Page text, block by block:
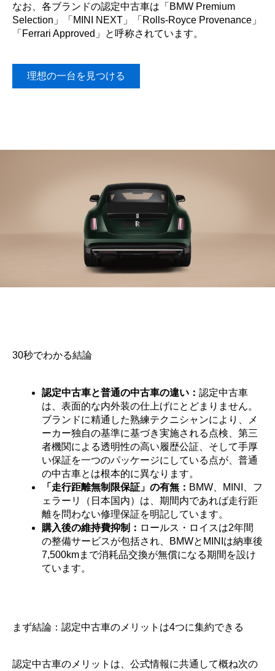
なお、各ブランドの認定中古車は「BMW Premium
Selection」「MINI NEXT」「Rolls-Royce Provenance」
「Ferrari Approved」と呼称されています。
理想の一台を見つける
30秒でわかる結論
認定中古車と普通の中古車の違い： 認定中古車
は、表面的な内外装の仕上げにとどまりません。
ブランドに精通した熟練テクニシャンにより、メ
ーカー独自の基準に基づき実施される点検、第三
者機関による透明性の高い履歴公証、そして手厚
い保証を一つのパッケージにしている点が、普通
の中古車とは根本的に異なります。
「走行距離無制限保証」の有無： BMW、MINI、フ
ェラーリ（日本国内）は、期間内であれば走行距
離を問わない修理保証を明記しています。
購入後の維持費抑制： ロールス・ロイスは2年間
の整備サービスが包括され、BMWとMINIは納車後
7,500kmまで消耗品交換が無償になる期間を設け
ています。
まず結論：認定中古車のメリットは4つに集約できる
認定中古車のメリットは、公式情報に共通して概ね次の